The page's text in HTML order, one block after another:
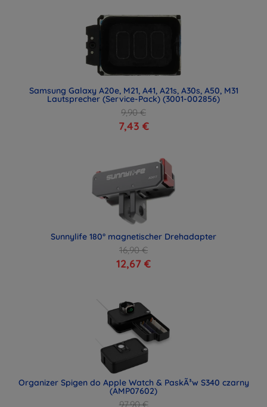
Samsung Galaxy A20e, M21, A41, A21s, A30s, A50, M31
Lautsprecher (Service-Pack) (3001-002856)
9,90 €
7,43 €
Sunnylife 180° magnetischer Drehadapter
16,90 €
12,67 €
Organizer Spigen do Apple Watch & PaskÃ³w S340 czarny
(AMP07602)
97,90 €